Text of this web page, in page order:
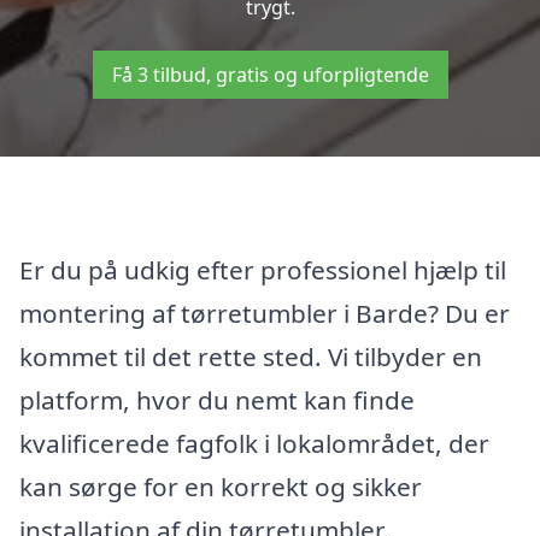
trygt.
Få 3 tilbud, gratis og uforpligtende
Er du på udkig efter professionel hjælp til
montering af tørretumbler i Barde? Du er
kommet til det rette sted. Vi tilbyder en
platform, hvor du nemt kan finde
kvalificerede fagfolk i lokalområdet, der
kan sørge for en korrekt og sikker